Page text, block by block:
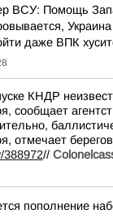
ВСУ: Помощь
даже ВПК
КНДР
сообщает
отмечает
388972//
пополнение